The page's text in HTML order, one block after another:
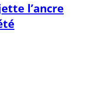
l’ancre